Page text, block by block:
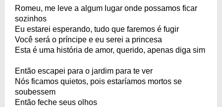
Romeu, me leve a algum lugar onde possamos ficar
sozinhos
Eu estarei esperando, tudo que faremos é fugir
Você será o príncipe e eu serei a princesa
Esta é uma história de amor, querido, apenas diga sim
Então escapei para o jardim para te ver
Nós ficamos quietos, pois estaríamos mortos se
soubessem
Então feche seus olhos